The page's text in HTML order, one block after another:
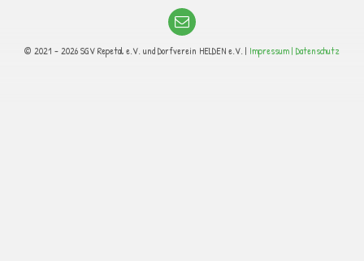
© 2021 - 2026 SGV Repetal e.V. und Dorfverein HELDEN e.V. | Impressum | Datenschutz